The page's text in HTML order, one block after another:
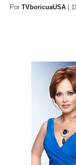
Por TVboricuaUSA